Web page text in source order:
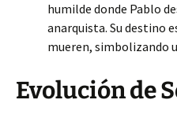
humilde donde Pablo
anarquista. Su destino
mueren, simbolizando
Evolución de